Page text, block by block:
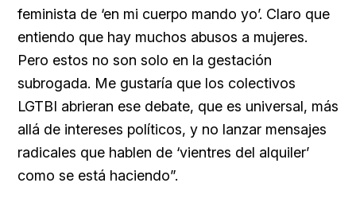
feminista de ‘en mi cuerpo mando yo’. Claro que
entiendo que hay muchos abusos a mujeres.
Pero estos no son solo en la gestación
subrogada. Me gustaría que los colectivos
LGTBI abrieran ese debate, que es universal, más
allá de intereses políticos, y no lanzar mensajes
radicales que hablen de ‘vientres del alquiler’
como se está haciendo”.